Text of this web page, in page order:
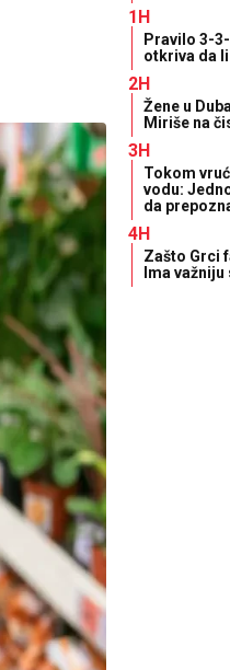
1H
Pravilo 3-
otkriva da
2H
Žene u
Miriše na
3H
Tokom
vodu:
da
4H
Zašto Grci
Ima